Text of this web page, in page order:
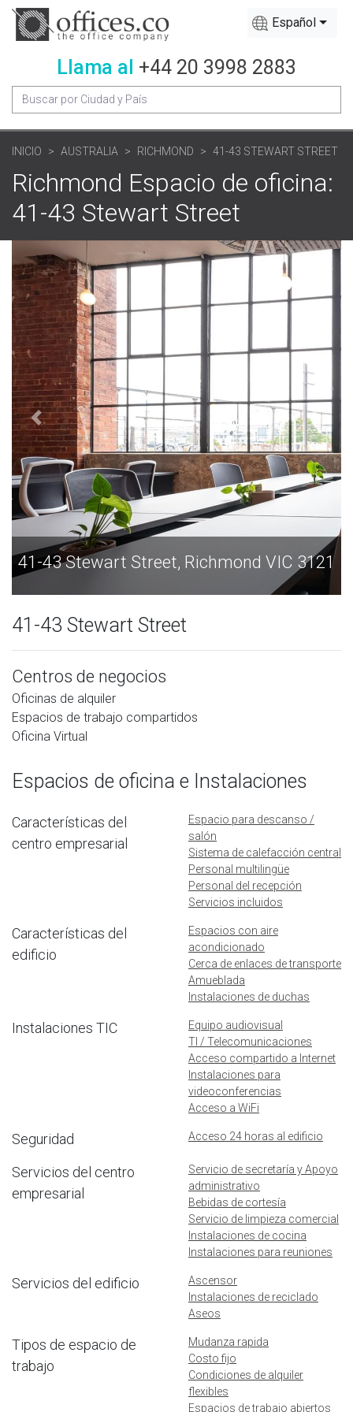
Español
Llama al +44 20 3998 2883
INICIO AUSTRALIA RICHMOND 41-43 STEWART STREET
Richmond Espacio de oficina:
41-43 Stewart Street
41-43 Stewart Street, Richmond VIC 3121
41-43 Stewart Street
Centros de negocios
Oficinas de alquiler
Espacios de trabajo compartidos
Oficina Virtual
Espacios de oficina e Instalaciones
Características del
centro empresarial
Espacio para descanso /
salón
Sistema de calefacción central
Personal multilingüe
Personal del recepción
Servicios incluidos
Características del
edificio
Espacios con aire
acondicionado
Cerca de enlaces de transporte
Amueblada
Instalaciones de duchas
Instalaciones TIC
Equipo audiovisual
TI / Telecomunicaciones
Acceso compartido a Internet
Instalaciones para
videoconferencias
Acceso a WiFi
Seguridad Acceso 24 horas al edificio
Servicios del centro
empresarial
Servicio de secretaría y Apoyo
administrativo
Bebidas de cortesía
Servicio de limpieza comercial
Instalaciones de cocina
Instalaciones para reuniones
Servicios del edificio
Ascensor
Instalaciones de reciclado
Aseos
Tipos de espacio de
trabajo
Mudanza rapida
Costo fijo
Condiciones de alquiler
flexibles
Espacios de trabajo abiertos